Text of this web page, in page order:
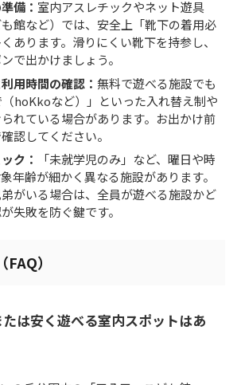
備： 室内アスレチックやネット遊具
も館など）では、安全上「靴下の着用必
あります。滑りにくい靴下を持参し、
で出かけましょう。
用時間の確認： 無料で遊べる施設でも
（hoKkoなど）」といった入れ替え制や
れている場合があります。お出かけ前
認してください。
ク：
「未就学児のみ」など、曜日や時
年齢が細かく異なる施設があります。
がいる場合は、全員が遊べる施設かど
失敗を防ぐ鍵です。
）
は安く遊べる室内スポットはあ